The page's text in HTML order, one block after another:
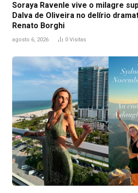
Soraya Ravenle vive o milagre
Dalva de Oliveira no delírio
Renato Borghi
agosto 6, 2026 0 Visitas